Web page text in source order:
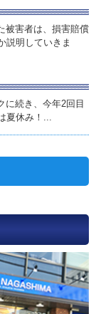
被害者は、損害賠償
説明していきま
に続き、今年2回目
夏休み！...